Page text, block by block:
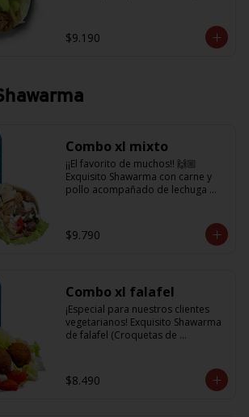
no puede faltar! Con una salsa
imperdible de cilantro! Sabores
$9.190
Combo xl mixto
¡¡El favorito de muchos!! 🙌🏼
Exquisito Shawarma con carne y
pollo acompañado de lechuga
lactonesa  + refrescante bebida de
350 cc
$9.790
Combo xl falafel
¡Especial para nuestros clientes
vegetarianos! Exquisito Shawarma
de falafel (Croquetas de
morada y salsa en base a
lactonesa  +  refrescante bebida
$8.490